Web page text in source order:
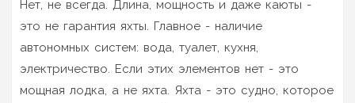
Нет, не всегда. Длина, мощность и даже каюты -
это не гарантия яхты. Главное - наличие
автономных систем: вода, туалет, кухня,
электричество. Если этих элементов нет - это
мощная лодка, а не яхта. Яхта - это судно, которое